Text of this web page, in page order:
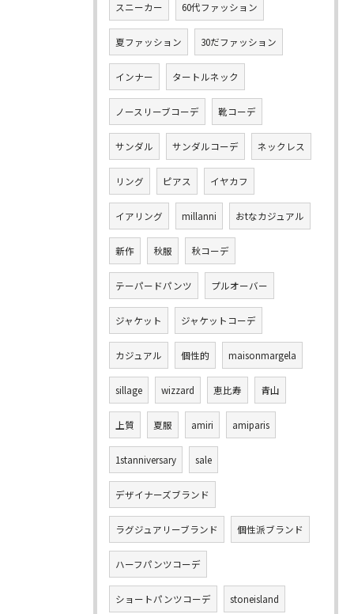
スニーカー 60代ファッション
夏ファッション 30だファッション
インナー タートルネック
ノースリーブコーデ 靴コーデ
サンダル サンダルコーデ ネックレス
リング ピアス イヤカフ
イアリング millanni おtなカジュアル
新作 秋服 秋コーデ
テーパードパンツ プルオーバー
ジャケット ジャケットコーデ
カジュアル 個性的 maisonmargela
sillage wizzard 恵比寿 青山
上質 夏服 amiri amiparis
1stanniversary sale
デザイナーズブランド
ラグジュアリーブランド 個性派ブランド
ハーフパンツコーデ
ショートパンツコーデ stoneisland